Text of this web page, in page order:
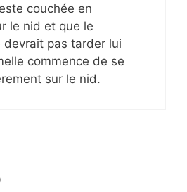
couchée en
le nid et que le
devrait pas tarder lui
commence de se
sur le nid.